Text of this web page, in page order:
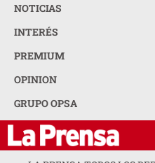
NOTICIAS
INTERÉS
PREMIUM
OPINION
GRUPO OPSA